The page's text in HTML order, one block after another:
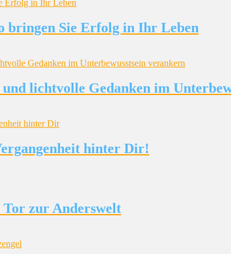
bringen Sie Erfolg in Ihr Leben
lichtvolle Gedanken im
hinter Dir!
zur Anderswelt